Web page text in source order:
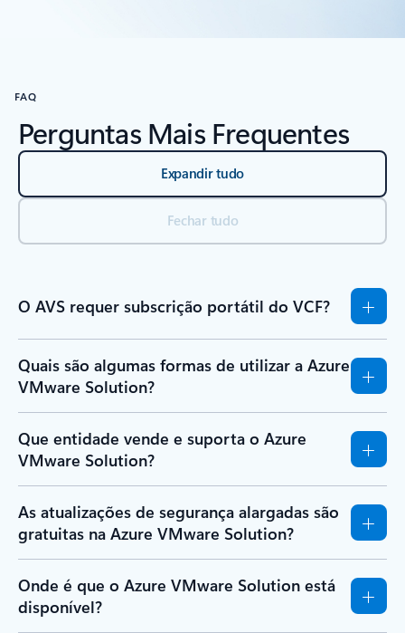
Voltar a PARCEIROS - secção do separador Armazenagem
FAQ
Perguntas Mais Frequentes
Expandir tudo
Fechar tudo
O AVS requer subscrição portátil do VCF?
Quais são algumas formas de utilizar a Azure
VMware Solution?
Que entidade vende e suporta o Azure
VMware Solution?
As atualizações de segurança alargadas são
gratuitas na Azure VMware Solution?
Onde é que o Azure VMware Solution está
disponível?